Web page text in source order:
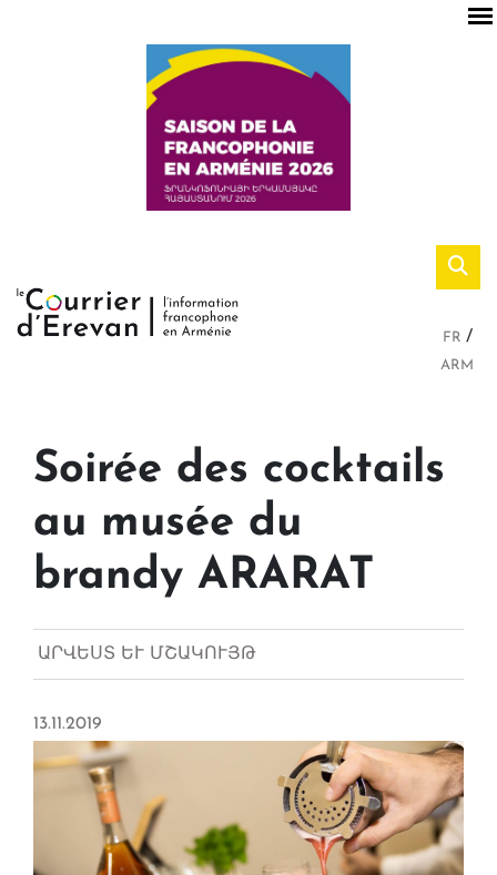
FR
ARM
Soirée des cocktails
au musée du
brandy ARARAT
ԱՐՎԵՍՏ ԵՒ ՄՇԱԿՈՒՅԹ
13.11.2019